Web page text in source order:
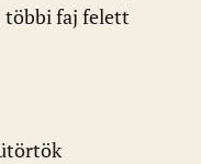
többi faj felett